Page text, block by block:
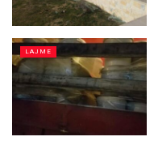
LAJME